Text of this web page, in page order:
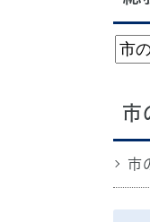
市
市